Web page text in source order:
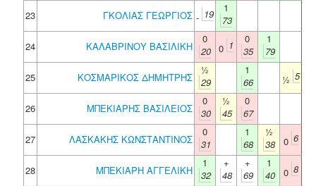
23
ΓΚΟΛΙΑΣ ΓΕΩΡΓΙΟΣ - 19
1
73
24
ΚΑΛΑΒΡΙΝΟΥ ΒΑΣΙΛΙΚΗ
0
20 0 1
0
35
1
79
25
ΚΟΣΜΑΡΙΚΟΣ ΔΗΜΗΤΡΗΣ
½
29
1
66
½ 5
26 ΜΠΕΚΙΑΡΗΣ ΒΑΣΙΛΕΙΟΣ
0
30
½
45
0
67
27
ΛΑΣΚΑΚΗΣ ΚΩΝΣΤΑΝΤΙΝΟΣ
0
31
1
68
½
38
0 6
28 ΜΠΕΚΙΑΡΗ ΑΓΓΕΛΙΚΗ
1
32
+
48
+
69
1
40
0 8